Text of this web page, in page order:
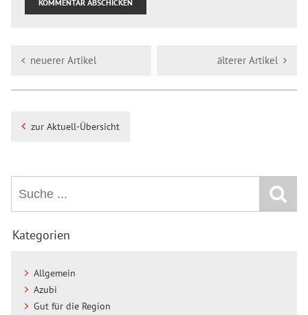
neuerer Artikel älterer Artikel
zur Aktuell-Übersicht
Kategorien
Allgemein
Azubi
Gut für die Region